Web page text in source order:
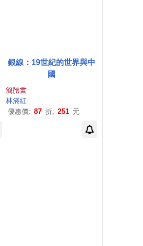
林大利 卡洛夫斯基 carnovsky
銀線：19世紀的世界與中
國
簡體書
林滿紅
優惠價: 87 折, 251 元